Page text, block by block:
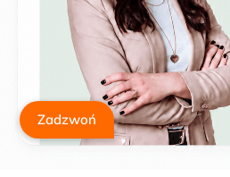
Zadzwoń